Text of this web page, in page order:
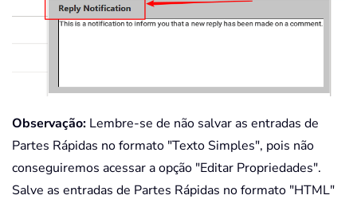
Observação: Lembre-se de não salvar as entradas de
Partes Rápidas no formato "Texto Simples", pois não
conseguiremos acessar a opção "Editar Propriedades".
Salve as entradas de Partes Rápidas no formato "HTML"